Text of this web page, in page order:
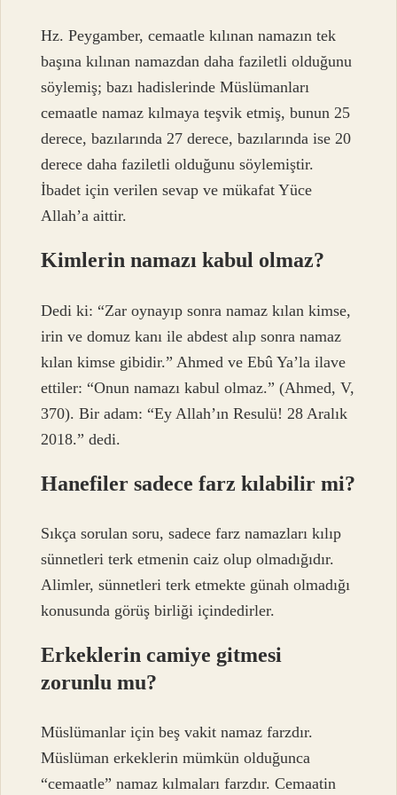
Hz. Peygamber, cemaatle kılınan namazın tek
başına kılınan namazdan daha faziletli olduğunu
söylemiş; bazı hadislerinde Müslümanları
cemaatle namaz kılmaya teşvik etmiş, bunun 25
derece, bazılarında 27 derece, bazılarında ise 20
derece daha faziletli olduğunu söylemiştir.
İbadet için verilen sevap ve mükafat Yüce
Allah’a aittir.
Kimlerin namazı kabul olmaz?
Dedi ki: “Zar oynayıp sonra namaz kılan kimse,
irin ve domuz kanı ile abdest alıp sonra namaz
kılan kimse gibidir.” Ahmed ve Ebû Ya’la ilave
ettiler: “Onun namazı kabul olmaz.” (Ahmed, V,
370). Bir adam: “Ey Allah’ın Resulü! 28 Aralık
2018.” dedi.
Hanefiler sadece farz kılabilir mi?
Sıkça sorulan soru, sadece farz namazları kılıp
sünnetleri terk etmenin caiz olup olmadığıdır.
Alimler, sünnetleri terk etmekte günah olmadığı
konusunda görüş birliği içindedirler.
Erkeklerin camiye gitmesi
zorunlu mu?
Müslümanlar için beş vakit namaz farzdır.
Müslüman erkeklerin mümkün olduğunca
“cemaatle” namaz kılmaları farzdır. Cemaatin